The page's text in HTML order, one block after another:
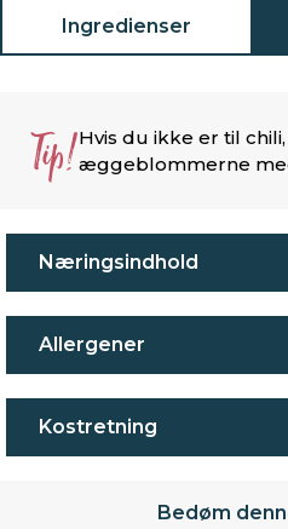
Ingredienser
Tip!Hvis du ikke er til
æggeblommerne
Næringsindhold
Allergener
Kostretning
Bedøm